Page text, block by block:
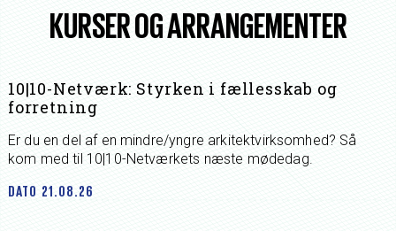
KURSER OG ARRANGEMENTER
10|10-Netværk: Styrken i fællesskab og
forretning
Er du en del af en mindre/yngre arkitektvirksomhed? Så
kom med til 10|10-Netværkets næste mødedag.
DATO 21.08.26